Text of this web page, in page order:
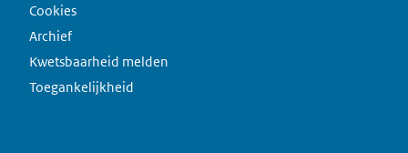
Cookies
Archief
Kwetsbaarheid melden
Toegankelijkheid